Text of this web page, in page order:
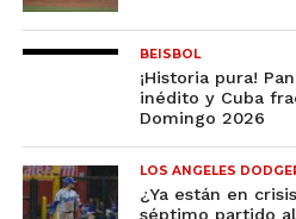
BEISBOL
¡Historia pura!
inédito y Cuba
Domingo 2026
LOS ANGELES
¿Ya están en
séptimo partido